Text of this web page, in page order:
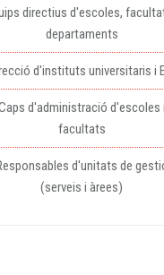
directius d'escoles,
departaments
d'instituts universitaris i
d'administració d'escoles i
facultats
d'unitats de
(serveis i àrees)